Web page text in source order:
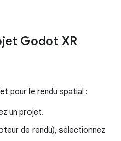
Godot XR
pour le rendu spatial :
un projet.
de rendu), sélectionnez